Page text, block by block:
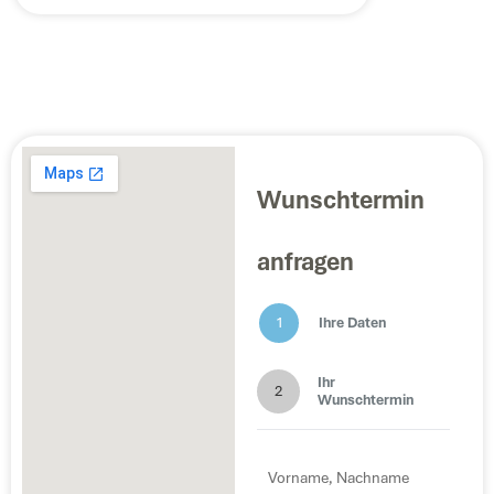
Wunschtermin
anfragen
1 Ihre Daten
2
Ihr
Wunschtermin
Nachame